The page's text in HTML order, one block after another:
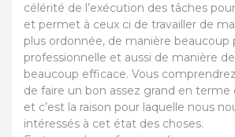
célérité de l’exécution des tâches
et permet à ceux ci de travailler de
plus ordonnée, de manière beaucoup
professionnelle et aussi de manière
beaucoup efficace. Vous
de faire un bon assez grand en
et c’est la raison pour laquelle nous
intéressés à cet état des choses.